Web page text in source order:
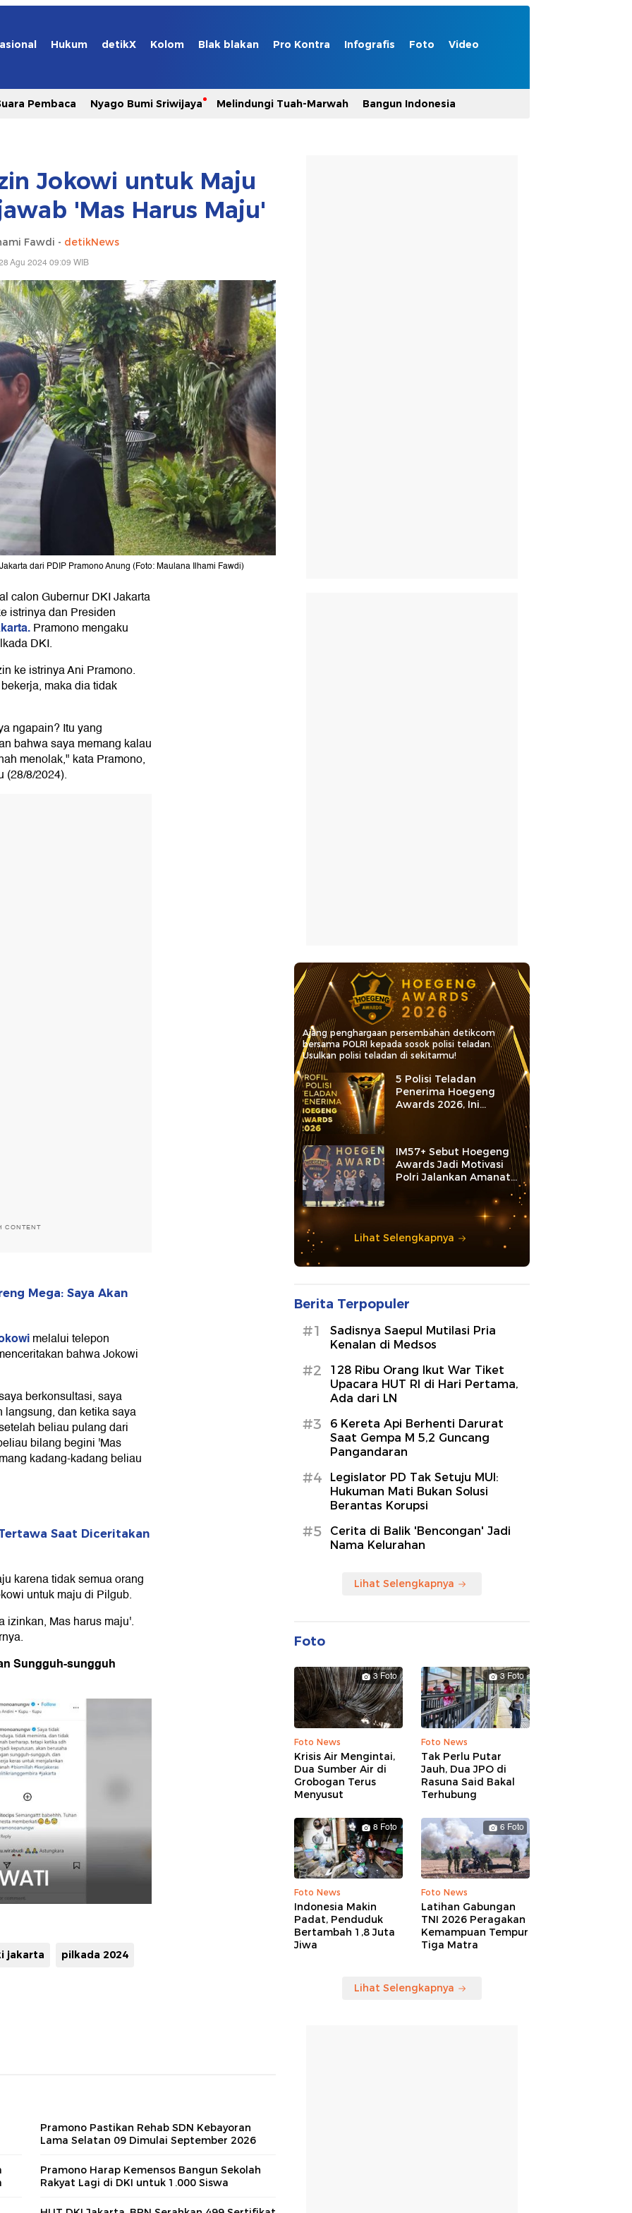
Hukum detikX Kolom Blak blakan Pro Kontra Infografis Foto Video
Pembaca Nyago Bumi Sriwijaya Melindungi Tuah-Marwah Bangun Indonesia
Jokowi untuk Maju
'Mas Harus Maju'
Fawdi - detikNews
Agu 2024 09:09 WIB
dari PDIP Pramono Anung (Foto: Maulana Ilhami Fawdi)
calon Gubernur DKI Jakarta
istrinya dan Presiden
Pramono mengaku
DKI.
ke istrinya Ani Pramono.
maka dia tidak
ngapain? Itu yang
bahwa saya memang kalau
menolak," kata Pramono,
(28/8/2024).
CONTENT
Mega: Saya Akan
melalui telepon
bahwa Jokowi
berkonsultasi, saya
dan ketika saya
beliau pulang dari
bilang begini 'Mas
kadang-kadang beliau
Saat Diceritakan
karena tidak semua orang
untuk maju di Pilgub.
izinkan, Mas harus maju'.
Sungguh-sungguh
jakarta pilkada 2024
Pramono Pastikan Rehab SDN Kebayoran
Lama Selatan 09 Dimulai September 2026
Pramono Harap Kemensos Bangun Sekolah
Rakyat Lagi di DKI untuk 1.000 Siswa
Ajang penghargaan persembahan detikcom
bersama POLRI kepada sosok polisi teladan.
Usulkan polisi teladan di sekitarmu!
5 Polisi Teladan
Penerima Hoegeng
Awards 2026, Ini
Kategori dan Kiprahnya
IM57+ Sebut Hoegeng
Awards Jadi Motivasi
Polri Jalankan Amanat
Lihat Selengkapnya
Berita Terpopuler
#1
Sadisnya Saepul Mutilasi Pria
Kenalan di Medsos
#2
128 Ribu Orang Ikut War Tiket
Upacara HUT RI di Hari Pertama,
Ada dari LN
#3
6 Kereta Api Berhenti Darurat
Saat Gempa M 5,2 Guncang
Pangandaran
#4
Legislator PD Tak Setuju MUI:
Hukuman Mati Bukan Solusi
Berantas Korupsi
#5
Cerita di Balik 'Bencongan' Jadi
Nama Kelurahan
Lihat Selengkapnya
Foto
3 Foto
Foto News
Krisis Air Mengintai,
Dua Sumber Air di
Grobogan Terus
Menyusut
3 Foto
Foto News
Tak Perlu Putar
Jauh, Dua JPO di
Rasuna Said Bakal
Terhubung
8 Foto
Foto News
Indonesia Makin
Padat, Penduduk
Bertambah 1,8 Juta
Jiwa
6 Foto
Foto News
Latihan Gabungan
TNI 2026 Peragakan
Kemampuan Tempur
Tiga Matra
Lihat Selengkapnya